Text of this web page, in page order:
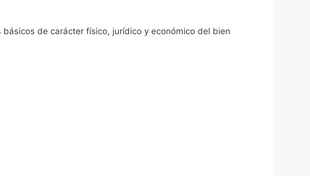
de carácter físico, jurídico y económico del bien